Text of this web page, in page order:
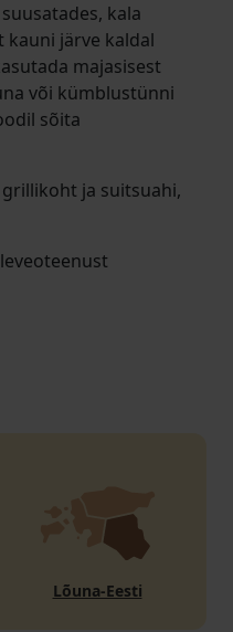
kala
kauni järve kaldal
majasisest
või kümblustünni
sõita
ja suitsuahi,
Lõuna-Eesti